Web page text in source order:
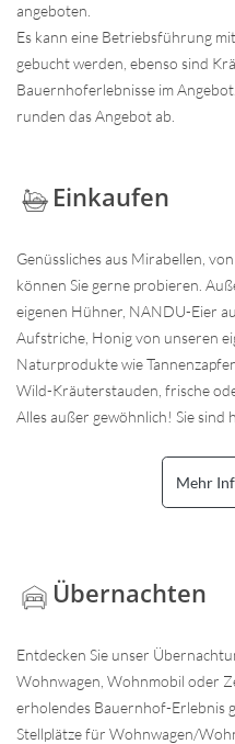
angeboten.
Es kann eine Betriebsführung
gebucht werden, ebenso sind
Bauernhoferlebnisse im
runden das Angebot ab.
Einkaufen
Genüssliches aus Mirabellen,
können Sie gerne probieren.
eigenen Hühner, NANDU-Eier
Aufstriche, Honig von unseren
Naturprodukte wie
Wild-Kräuterstauden, frische
Alles außer gewöhnlich! Sie sind
Mehr
Übernachten
Entdecken Sie unser
Wohnwagen, Wohnmobil oder
erholendes Bauernhof-Erlebnis
Stellplätze für Wohnwagen/